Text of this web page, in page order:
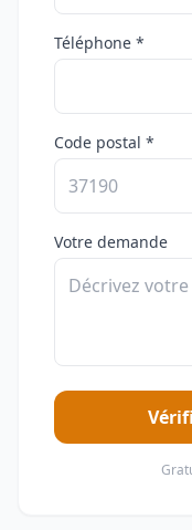
Téléphone *
Code postal *
Votre demande